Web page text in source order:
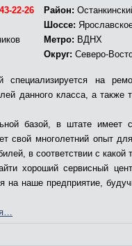
22-26
Район:
Шоссе:
Метро: ВДНХ
Округ: Северо-
на
данного класса, а также
базой, в штате имеет
свой многолетний опыт
в соответствии с какой
хороший сервисный
на наше предприятие,